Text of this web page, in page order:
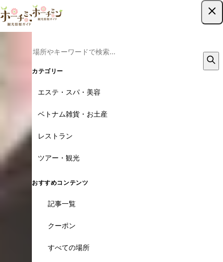
カテゴリー
エステ・スパ・美容
ベトナム雑貨・お土産
レストラン
ツアー・観光
おすすめコンテンツ
記事一覧
クーポン
すべての場所